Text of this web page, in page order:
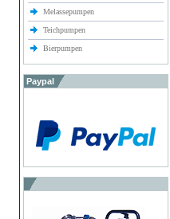
Melassepumpen
Teichpumpen
Bierpumpen
Paypal